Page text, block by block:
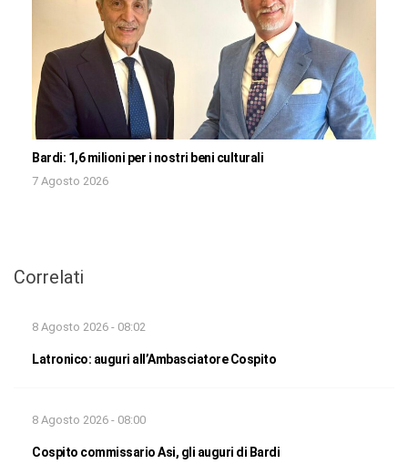
Bardi: 1,6 milioni per i nostri beni culturali
7 Agosto 2026
Correlati
8 Agosto 2026 - 08:02
Latronico: auguri all’Ambasciatore Cospito
8 Agosto 2026 - 08:00
Cospito commissario Asi, gli auguri di Bardi